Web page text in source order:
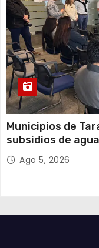
Municipios de
subsidios de
organizada por
Ago 5, 2026